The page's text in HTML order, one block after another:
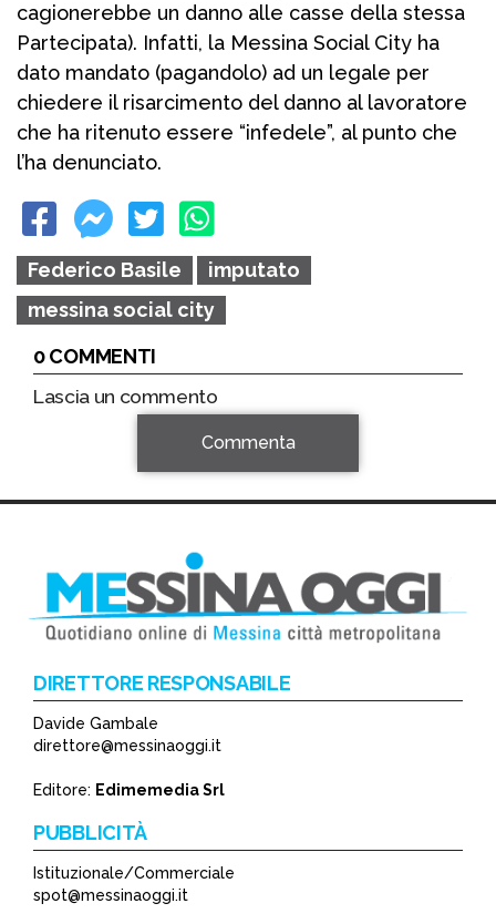
cagionerebbe un danno alle casse della stessa
Partecipata). Infatti, la Messina Social City ha
dato mandato (pagandolo) ad un legale per
chiedere il risarcimento del danno al lavoratore
che ha ritenuto essere “infedele”, al punto che
l’ha denunciato.
Federico Basile
imputato
messina social city
0 COMMENTI
Lascia un commento
*
Commenta
DIRETTORE RESPONSABILE
Davide Gambale
direttore@messinaoggi.it
Editore: Edimemedia Srl
PUBBLICITÀ
Istituzionale/Commerciale
spot@messinaoggi.it